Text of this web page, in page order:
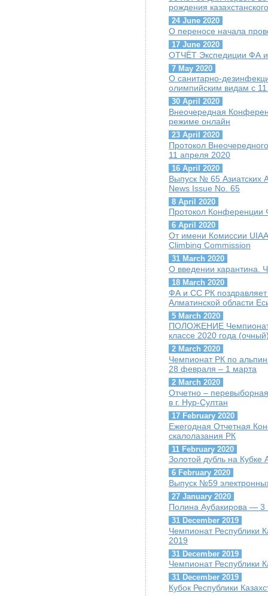
рождения
24 June 2020
О переносе начала
17 June 2020
ОТЧЁТ Экспедиции ФА и
7 May 2020
О санитарно-
олимпийским видам с
30 April 2020
Внеочередная
режиме онлайн
23 April 2020
Протокол
11 апреля 2020
16 April 2020
Выпуск № 65 Азиатских
News Issue No. 65
8 April 2020
Протокол
6 April 2020
От имени Комиссии
Climbing Commission
31 March 2020
О введении карантина.
18 March 2020
ФА и СС РК поздравляет
Алматинской области
5 March 2020
ПОЛОЖЕНИЕ Чемпионат
классе 2020 года
2 March 2020
Чемпионат РК по
28 февраля – 1 марта
2 March 2020
Отчетно –
в г. Нур-Султан
17 February 2020
Ежегодная Отчетная
скалолазания РК
11 February 2020
Золотой дубль на
6 February 2020
Выпуск №59
27 January 2020
Полина Аубакирова — 3
31 December 2019
Чемпионат Республики
2019
31 December 2019
Чемпионат Республики
31 December 2019
Кубок Республики